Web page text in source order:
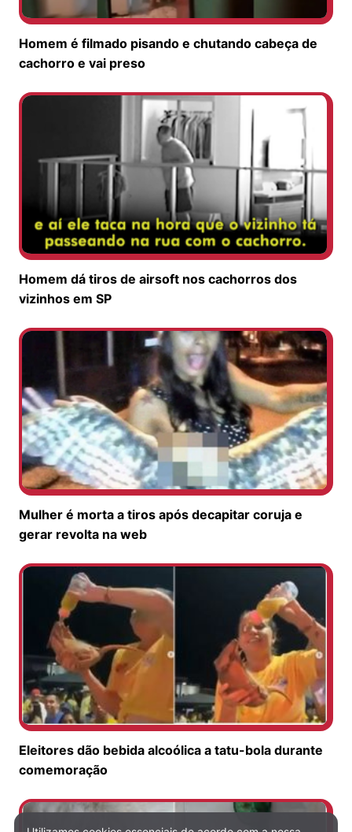
Homem é filmado pisando e chutando cabeça de
cachorro e vai preso
Homem dá tiros de airsoft nos cachorros dos
vizinhos em SP
Mulher é morta a tiros após decapitar coruja e
gerar revolta na web
Eleitores dão bebida alcoólica a tatu-bola durante
comemoração